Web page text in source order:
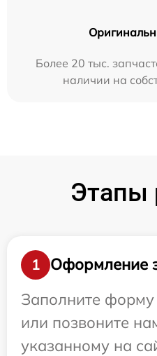
Более 20 тыс.
наличии на
Этапы
1
Оформление
Заполните форму
или позвоните
указанному на